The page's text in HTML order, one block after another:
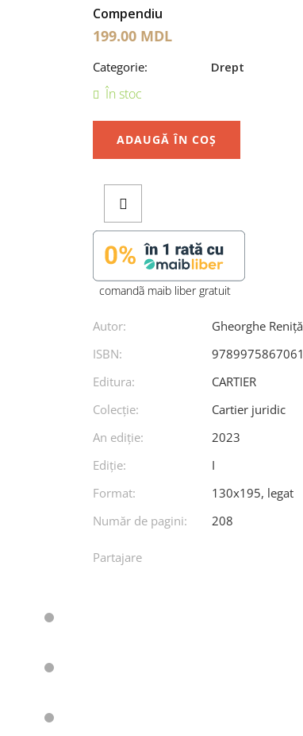
Compendiu
199.00 MDL
Categorie: Drept
În stoc
ADAUGĂ ÎN COȘ
comandã maib liber gratuit
Autor:
Gheorghe Reniță
ISBN:
9789975867061
Editura:
CARTIER
Colecție:
Cartier juridic
An ediţie:
2023
Ediţie:
I
Format:
130x195, legat
Număr de pagini:
208
Partajare